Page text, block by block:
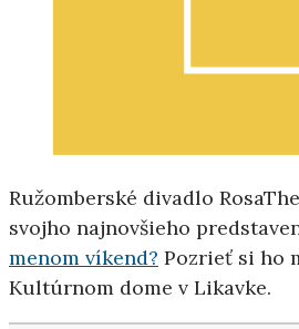
Ružomberské divadlo
svojho najnovšieho
menom víkend? Pozrieť si ho
Kultúrnom dome v Likavke.